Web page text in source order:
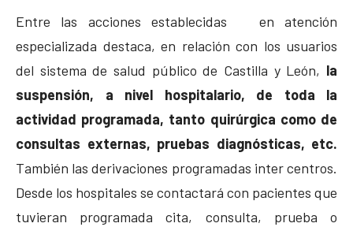
Entre las acciones establecidas en atención
especializada destaca, en relación con los usuarios
del sistema de salud público de Castilla y León, la
suspensión, a nivel hospitalario, de toda la
actividad programada, tanto quirúrgica como de
consultas externas, pruebas diagnósticas, etc.
También las derivaciones programadas inter centros.
Desde los hospitales se contactará con pacientes que
tuvieran programada cita, consulta, prueba o